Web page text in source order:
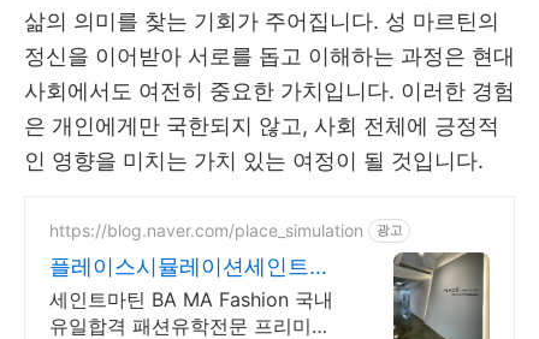
삶의 의미를 찾는 기회가 주어집니다. 성 마르틴의
정신을 이어받아 서로를 돕고 이해하는 과정은 현대
사회에서도 여전히 중요한 가치입니다. 이러한 경험
은 개인에게만 국한되지 않고 , 사회 전체에 긍정적
인 영향을 미치는 가치 있는 여정이 될 것입니다.
https://blog.naver.com/place_simulation 광고
플레이스시뮬레이션세인트마
틴 CSM 합격 포폴 공개
세인트마틴 BA MA Fashion 국내
유일합격 패션유학전문 프리미엄